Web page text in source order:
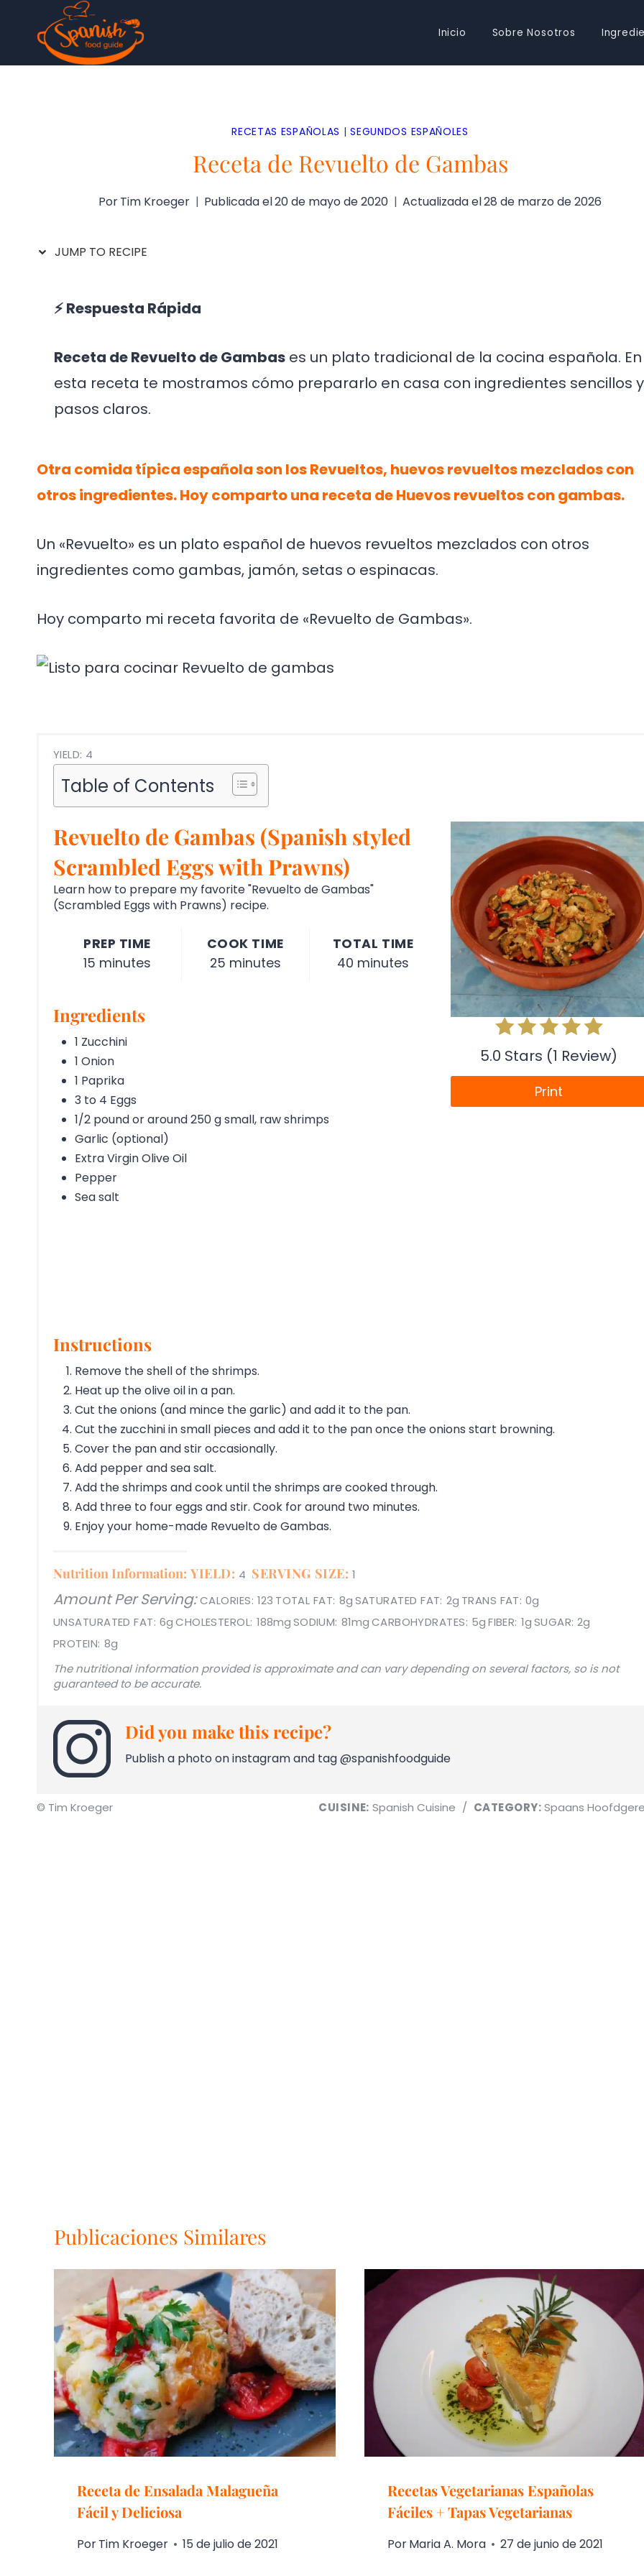
contenido
Inicio Sobre Nosotros
RECETAS ESPAÑOLAS |SEGUNDOS ESPAÑOLES
Receta de Revuelto de Gambas
PorTim Kroeger Publicada el20 de mayo de 2020 Actualizada el28 de marzo de 2026
JUMP TO RECIPE
⚡ Respuesta Rápida
Receta de Revuelto de Gambas es un plato tradicional de la cocina española. En
esta receta te mostramos cómo prepararlo en casa con ingredientes sencillos y
pasos claros.
Otra comida típica española son los Revueltos, huevos revueltos mezclados con
otros ingredientes. Hoy comparto una receta de Huevos revueltos con gambas.
Un «Revuelto» es un plato español de huevos revueltos mezclados con otros
ingredientes como gambas, jamón, setas o espinacas.
Hoy comparto mi receta favorita de «Revuelto de Gambas».
YIELD: 4
Table of Contents
Revuelto de Gambas (Spanish styled
Scrambled Eggs with Prawns)
5.0 Stars (1 Review)
Print
Learn how to prepare my favorite "Revuelto de Gambas"
(Scrambled Eggs with Prawns) recipe.
PREP TIME
15 minutes
COOK TIME
25 minutes
TOTAL TIME
40 minutes
Ingredients
1 Zucchini
1 Onion
1 Paprika
3 to 4 Eggs
1/2 pound or around 250 g small, raw shrimps
Garlic (optional)
Extra Virgin Olive Oil
Pepper
Sea salt
Instructions
Remove the shell of the shrimps.
Heat up the olive oil in a pan.
Cut the onions (and mince the garlic) and add it to the pan.
Cut the zucchini in small pieces and add it to the pan once the onions start browning.
Cover the pan and stir occasionally.
Add pepper and sea salt.
Add the shrimps and cook until the shrimps are cooked through.
Add three to four eggs and stir. Cook for around two minutes.
Enjoy your home-made Revuelto de Gambas.
Nutrition Information: YIELD: 4 SERVING SIZE: 1
Amount Per Serving: CALORIES: 123 TOTAL FAT: 8gSATURATED FAT: 2g TRANS FAT: 0g
UNSATURATED FAT: 6g CHOLESTEROL: 188mgSODIUM: 81mgCARBOHYDRATES: 5gFIBER: 1gSUGAR: 2g
PROTEIN: 8g
The nutritional information provided is approximate and can vary depending on several factors, so is not
guaranteed to be accurate.
Did you make this recipe?
Publish a photo on instagram and tag @spanishfoodguide
© Tim Kroeger CUISINE: Spanish Cuisine / CATEGORY:Spaans
Publicaciones Similares
Receta de Ensalada Malagueña
Fácil y Deliciosa
PorTim Kroeger 15 de julio de 2021
Recetas Vegetarianas Españolas
Fáciles + Tapas Vegetarianas
PorMaria A. Mora 27 de junio de 2021